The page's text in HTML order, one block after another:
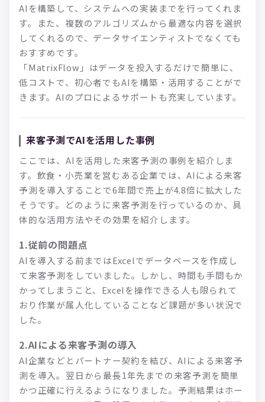
AIを構築して、システムへの実装までを行ってくれま
す。また、複数のアルゴリズムから最適な内容を選択
してくれるので、データサイエンティストでなくても
おすすめです。
「MatrixFlow」はデータを投入するだけで簡単に、
低コストで、初心者でもAIを構築・活用することがで
きます。AIのプロによるサポートも充実しています。
来客予測でAIを活用した事例
ここでは、AIを活用した来客予測の事例を紹介しま
す。飲食・小売業を営むある企業では、AIによる来客
予測を導入することで6年間で売上が4.8倍に拡大した
そうです。どのように来客予測を行っているのか、具
体的な活用方法やその効果を紹介します。
1.従前の問題点
AIを導入する前まではExcelでデータベースを作成し
て来客予測をしていました。しかし、時間も手間もか
かってしまうこと、Excelを操作できる人も限られて
おり作業が属人化していることなど課題が多い状況で
した。
2.AIによる来客予測の導入
AI企業などとパートナー契約を結び、AIによる来客予
測を導入。翌日から最長1年先までの来客予測を簡単
かつ正確に行えるようになりました。予測結果はホー